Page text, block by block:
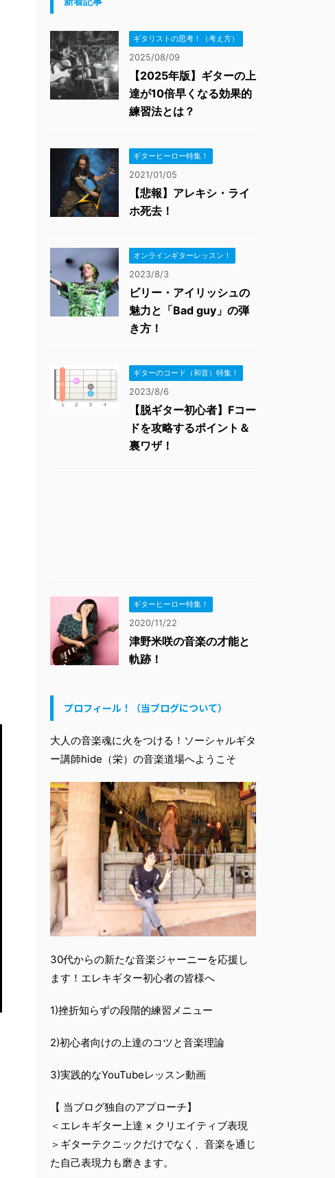
ギタリストの思考！（考え方）
2025/08/09
【2025年版】ギターの上
達が10倍早くなる効果的
練習法とは？
ギターヒーロー特集！
2021/01/05
【悲報】アレキシ・ライ
ホ死去！
オンラインギターレッスン！
2023/8/3
ビリー・アイリッシュの
魅力と「Bad guy」の弾
き方！
ギターのコード（和音）特集！
2023/8/6
【脱ギター初心者】Fコー
ドを攻略するポイント＆
裏ワザ！
ギターヒーロー特集！
2020/11/22
津野米咲の音楽の才能と
軌跡！
プロフィール！（当ブログについて）
大人の音楽魂に火をつける！ソーシャルギタ
ー講師hide（栄）の音楽道場へようこそ
30代からの新たな音楽ジャーニーを応援し
ます！エレキギター初心者の皆様へ
1)挫折知らずの段階的練習メニュー
2)初心者向けの上達のコツと音楽理論
3)実践的なYouTubeレッスン動画
【 当ブログ独自のアプローチ】
＜エレキギター上達 × クリエイティブ表現
＞ギターテクニックだけでなく、音楽を通じ
た自己表現力も磨きます。